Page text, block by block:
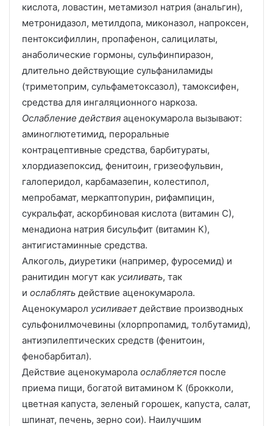
кислота, ловастин, метамизол натрия (анальгин),
метронидазол, метилдопа, миконазол, напроксен,
пентоксифиллин, пропафенон, салицилаты,
анаболические гормоны, сульфинпиразон,
длительно действующие сульфаниламиды
(триметоприм, сульфаметоксазол), тамоксифен,
средства для ингаляционного наркоза.
Ослабление действия аценокумарола вызывают:
аминоглютетимид, пероральные
контрацептивные средства, барбитураты,
хлордиазепоксид, фенитоин, гризеофульвин,
галоперидол, карбамазепин, колестипол,
мепробамат, меркаптопурин, рифампицин,
сукральфат, аскорбиновая кислота (витамин С),
менадиона натрия бисульфит (витамин К),
антигистаминные средства.
Алкоголь, диуретики (например, фуросемид) и
ранитидин могут как усиливать, так
и ослаблять действие аценокумарола.
Аценокумарол усиливает действие производных
сульфонилмочевины (хлорпропамид, толбутамид),
антиэпилептических средств (фенитоин,
фенобарбитал).
Действие аценокумарола ослабляется после
приема пищи, богатой витамином К (брокколи,
цветная капуста, зеленый горошек, капуста, салат,
шпинат, печень, зерно сои). Наилучшим